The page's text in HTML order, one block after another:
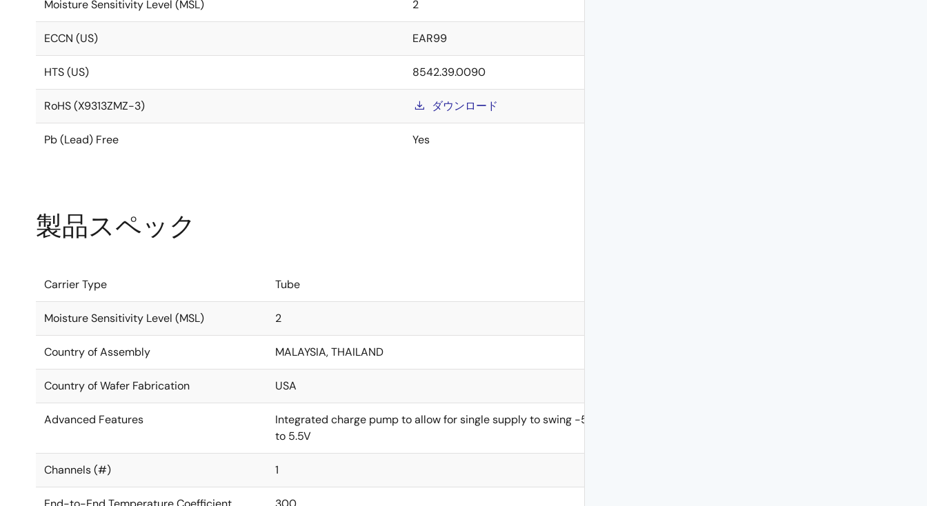
Moisture Sensitivity Level (MSL) 2
ECCN (US) EAR99
HTS (US) 8542.39.0090
RoHS (X9313ZMZ-3) ダウンロード
Pb (Lead) Free Yes
製品スペック
Carrier Type Tube
Moisture Sensitivity Level (MSL) 2
Country of Assembly MALAYSIA, THAILAND
Country of Wafer Fabrication USA
Advanced Features
Integrated charge pump to allow for single supply to swing -5.5V
to 5.5V
Channels (#) 1